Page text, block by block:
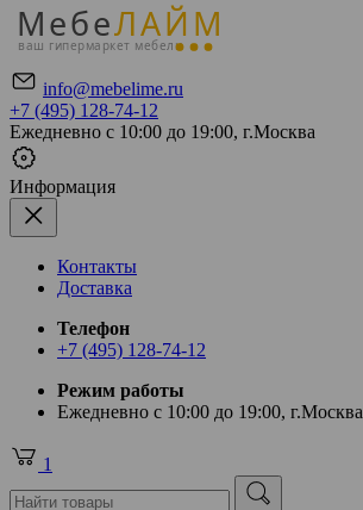
МебеЛАЙМ
ваш гипермаркет мебели
info@mebelime.ru
+7 (495) 128-74-12
Ежедневно с 10:00 до 19:00, г.Москва
Информация
Контакты
Доставка
Телефон
+7 (495) 128-74-12
Режим работы
Ежедневно с 10:00 до 19:00, г.Москва
1